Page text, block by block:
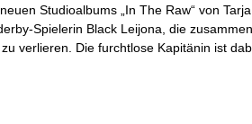
Studioalbums „In The Raw“ von
Spielerin Black Leijona, die
verlieren. Die furchtlose Kapitänin ist